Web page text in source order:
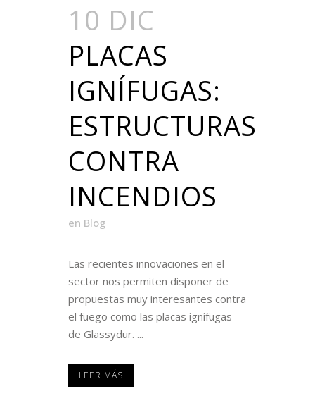
10 DIC
PLACAS
IGNÍFUGAS:
ESTRUCTURAS
CONTRA
INCENDIOS
en Blog
Las recientes innovaciones en el
sector nos permiten disponer de
propuestas muy interesantes contra
el fuego como las placas ignífugas
de Glassydur. ...
LEER MÁS